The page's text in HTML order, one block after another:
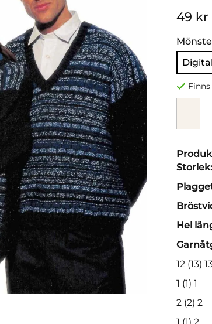
49 kr
Storlek:
Hel
12 (13)
1 (1) 1
2 (2) 2